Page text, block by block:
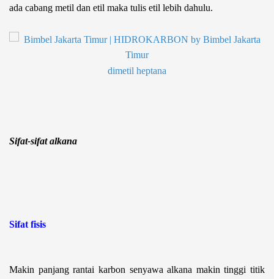
ada cabang metil dan etil maka tulis etil lebih dahulu.
dimetil heptana
Sifat-sifat alkana
Sifat fisis
Makin panjang rantai karbon senyawa alkana makin tinggi titik